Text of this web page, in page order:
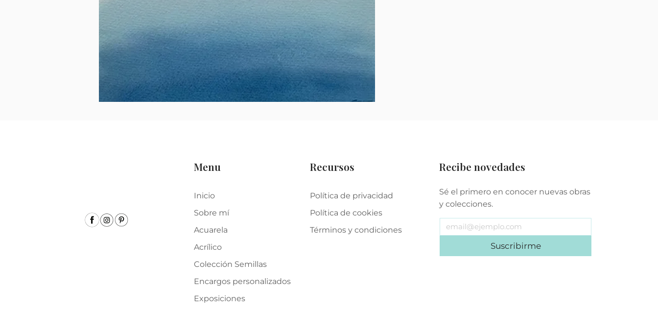
Menu
Inicio
Sobre mí
Acuarela
Acrílico
Colección Semillas
Encargos personalizados
Exposiciones
Recursos
Política de privacidad
Política de cookies
Términos y condiciones
Recibe novedades
Suscribirme
Sé el primero en conocer nuevas obras
y colecciones.